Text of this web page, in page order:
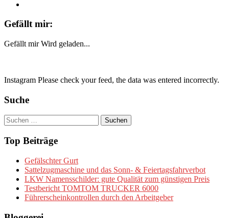
Gefällt mir:
Gefällt mir Wird geladen...
Instagram Please check your feed, the data was entered incorrectly.
Suche
Suchen
nach:
Top Beiträge
Gefälschter Gurt
Sattelzugmaschine und das Sonn- & Feiertagsfahrverbot
LKW Namensschilder: gute Qualität zum günstigen Preis
Testbericht TOMTOM TRUCKER 6000
Führerscheinkontrollen durch den Arbeitgeber